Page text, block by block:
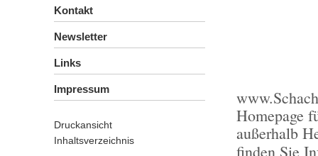
Kontakt
Newsletter
Links
Impressum
Druckansicht
Inhaltsverzeichnis
Homepage
außerhalb
finden Sie